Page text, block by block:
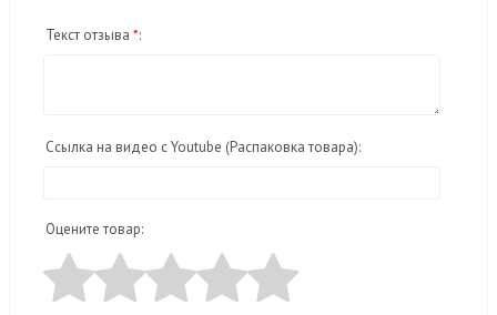
Текст отзыва *:
Ссылка на видео с Youtube (Распаковка товара):
Оцените товар: